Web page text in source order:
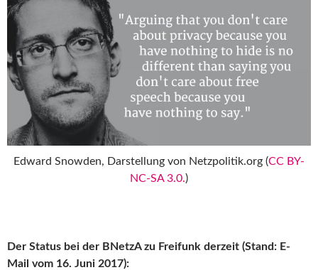
Edward Snowden, Darstellung von Netzpolitik.org (CC BY-
NC-SA 3.0.)
Der Status bei der BNetzA zu Freifunk derzeit (Stand: E-
Mail vom 16. Juni 2017):